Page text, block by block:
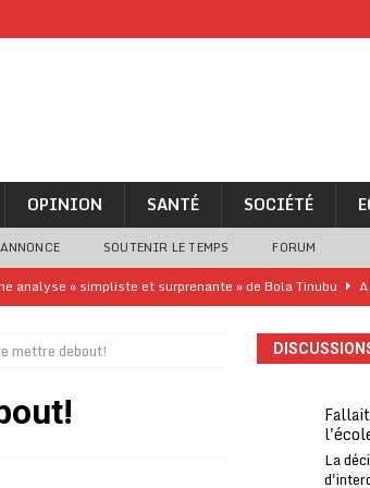
OPINION SANTÉ SOCIÉTÉ
SOUTENIR LE TEMPS FORUM
analyse « simpliste et surprenante » de Bola Tinubu
le financement de l’école publique
A LA UNE
de Côte d’Ivoire
renforcés pour éviter la triche aux soutiens-gorge sur le
mettre debout!
La